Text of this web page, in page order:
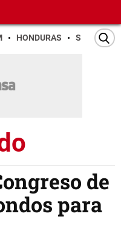
HONDURAS SAN PEDRO
de
para